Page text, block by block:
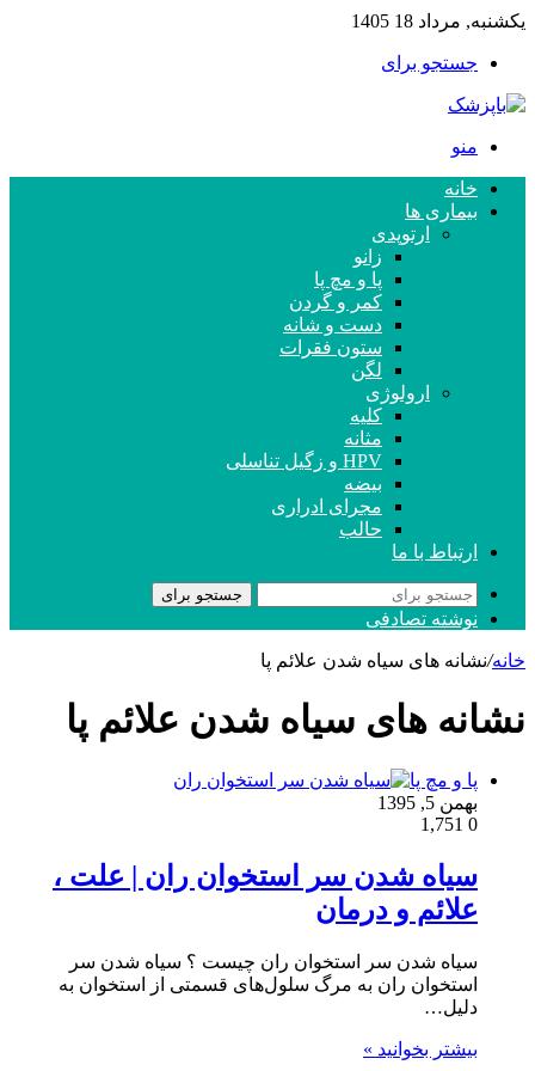
یکشنبه, مرداد 18 1405
جستجو برای
منو
خانه
بیماری ها
ارتوپدی
زانو
پا و مچ پا
کمر و گردن
دست و شانه
ستون فقرات
لگن
ارولوژی
کلیه
مثانه
HPV و زگیل تناسلی
بیضه
مجرای ادراری
حالب
ارتباط با ما
جستجو برای
نوشته تصادفی
خانه/نشانه های سیاه شدن علائم پا
نشانه های سیاه شدن علائم پا
پا و مچ پا
بهمن 5, 1395
0
سیاه شدن سر استخوان ران | علت ،
علائم و درمان
سیاه شدن سر استخوان ران چیست ؟ سیاه شدن سر
استخوان ران به مرگ سلول‌های قسمتی از استخوان به
دلیل…
بیشتر بخوانید »